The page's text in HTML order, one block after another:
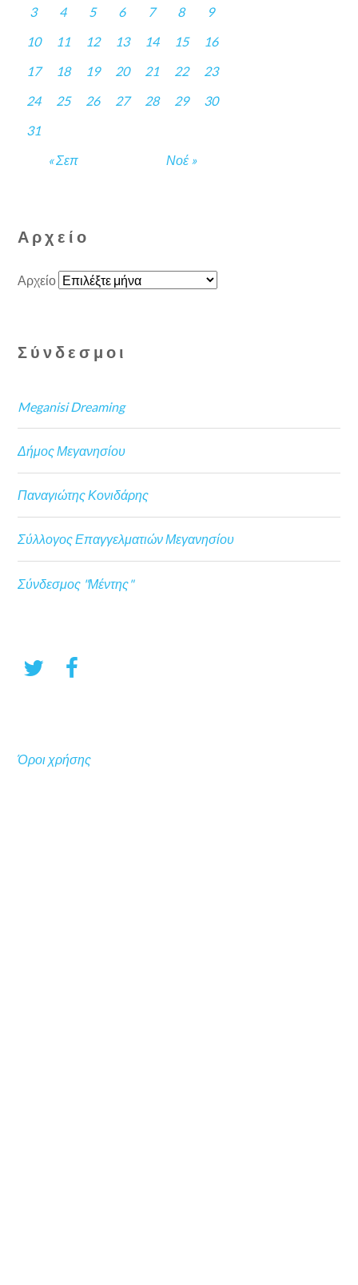
« Σεπ Νοέ »
3
4 5 6 7 8
9
10
11 12 13 14 15
16
17
18 19 20 21 22
23
24
25 26 27 28 29
30
31
Αρχείο
Αρχείο
Σύνδεσμοι
Meganisi Dreaming
Δήμος Μεγανησίου
Παναγιώτης Κονιδάρης
Σύλλογος Επαγγελματιών Μεγανησίου
Σύνδεσμος "Μέντης"
Όροι χρήσης